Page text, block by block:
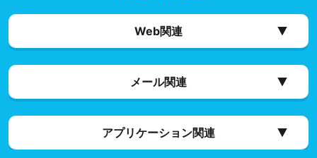
Web関連
メール関連
アプリケーション関連